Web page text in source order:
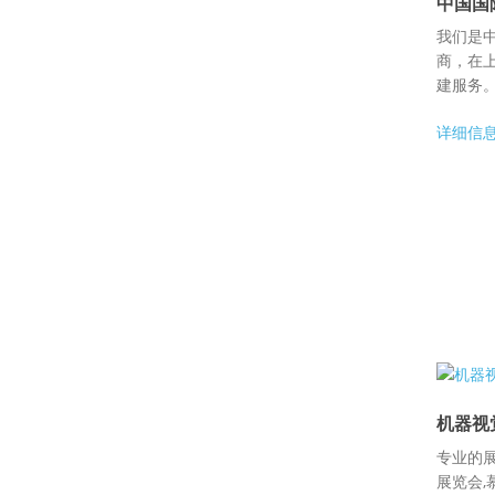
我们是
商，在
建服务
详细信
机器视
专业的
展览会,